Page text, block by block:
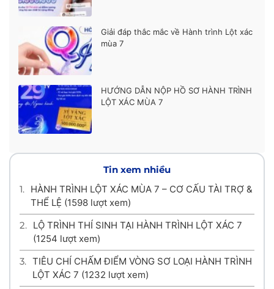
Giải đáp thắc mắc về Hành trình Lột xác
mùa 7
HƯỚNG DẪN NỘP HỒ SƠ HÀNH TRÌNH
LỘT XÁC MÙA 7
Tin xem nhiều
1. HÀNH TRÌNH LỘT XÁC MÙA 7 – CƠ CẤU TÀI TRỢ &
THỂ LỆ (1598 lượt xem)
2.
LỘ TRÌNH THÍ SINH TẠI HÀNH TRÌNH LỘT XÁC 7
(1254 lượt xem)
3. TIÊU CHÍ CHẤM ĐIỂM VÒNG SƠ LOẠI HÀNH TRÌNH
LỘT XÁC 7 (1232 lượt xem)